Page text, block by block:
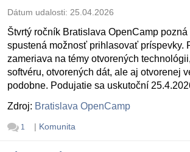
Dátum udalosti: 25.04.2026
Štvrtý ročník Bratislava OpenCamp
spustená možnosť prihlasovať príspevky.
zameriava na témy otvorených
softvéru, otvorených dát, ale aj otvorenej
podobne. Podujatie sa uskutoční
Zdroj: Bratislava OpenCamp
1 | Komunita